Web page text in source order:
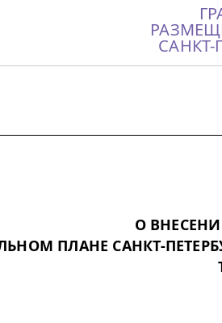
САНКТ-
О
ПЛАНЕ САНКТ-